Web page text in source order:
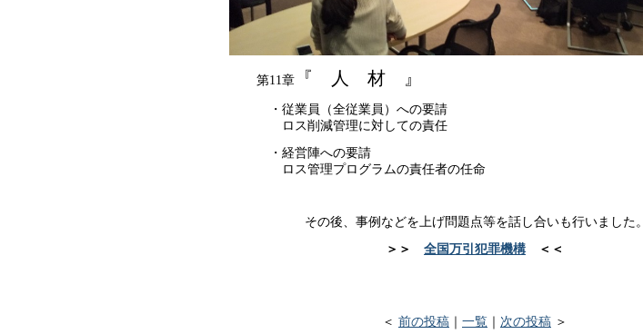
第11章 『 人 材 』
・従業員（全従業員）への要請
ロス削減管理に対しての責任
・経営陣への要請
ロス管理プログラムの責任者の任命
その後、事例などを上げ問題点等を話し合いも行いました。
＞＞ 全国万引犯罪機構＜＜
＜ 前の投稿 一覧 次の投稿 ＞